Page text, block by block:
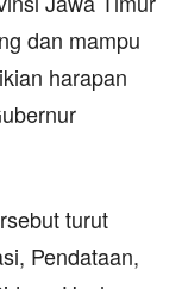
dan mampu
harapan
turut
Pendataan,